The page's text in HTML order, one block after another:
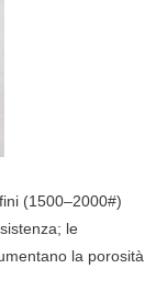
(1500–2000#)
le
la porosità